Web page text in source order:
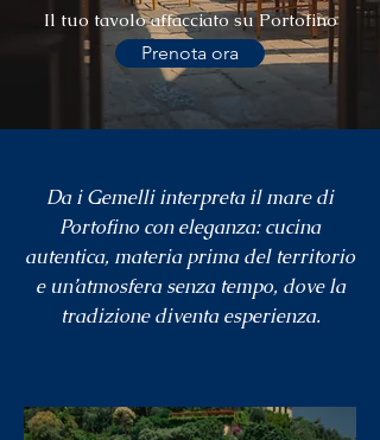
Il tuo tavolo affacciato su Portofino
Prenota ora
Da i Gemelli interpreta il mare di
Portofino con eleganza: cucina
autentica, materia prima del territorio
e un’atmosfera senza tempo, dove la
tradizione diventa esperienza.